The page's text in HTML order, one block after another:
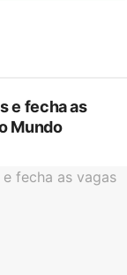
e fecha as
Mundo